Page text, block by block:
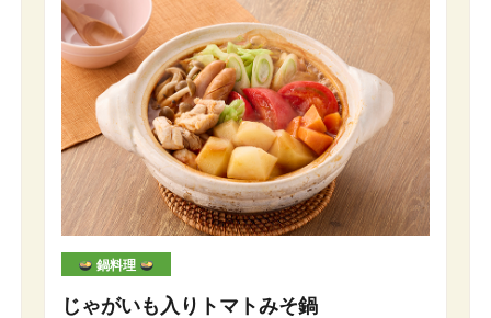
鍋料理
じゃがいも入りトマトみそ鍋